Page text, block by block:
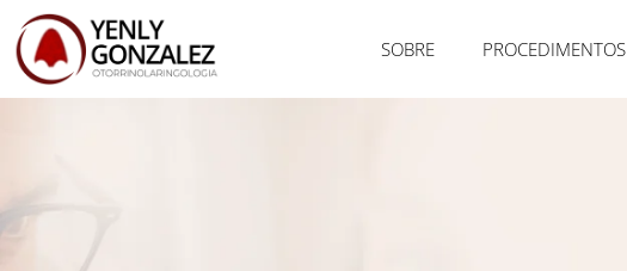
SOBRE PROCEDIMENTOS